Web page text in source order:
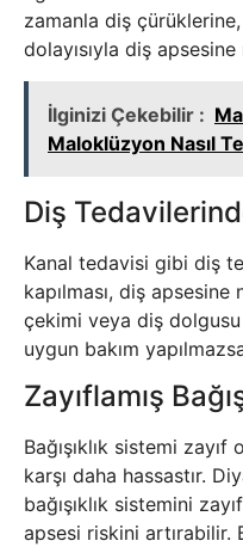
zamanla diş
dolayısıyla diş
İlginizi Çekebilir :
Maloklüzyon Nasıl
Diş
Kanal tedavisi gibi diş
kapılması, diş
çekimi veya diş
uygun bakım
Zayıflamış
Bağışıklık sistemi
karşı daha hassastır.
bağışıklık sistemini
apsesi riskini artırabilir.